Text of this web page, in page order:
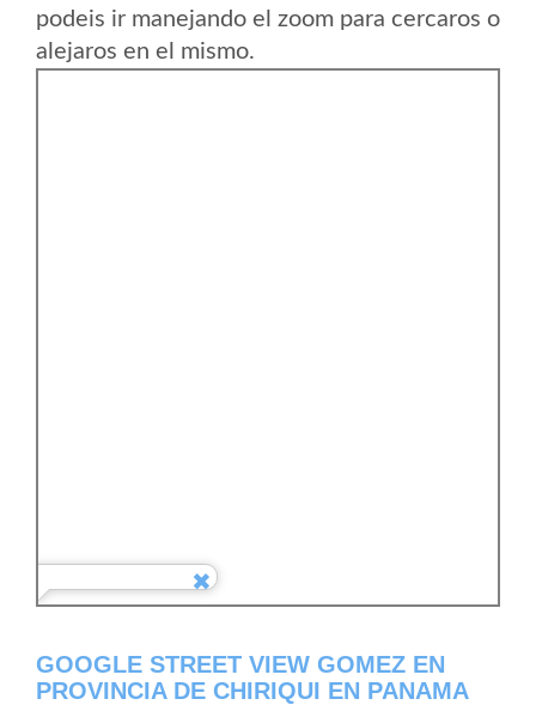
podeis ir manejando el zoom para cercaros o
alejaros en el mismo.
GOOGLE STREET VIEW GOMEZ EN
PROVINCIA DE CHIRIQUI EN PANAMA